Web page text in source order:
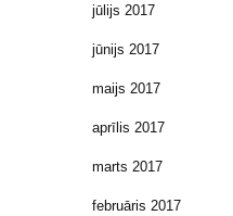
jūlijs 2017
jūnijs 2017
maijs 2017
aprīlis 2017
marts 2017
februāris 2017